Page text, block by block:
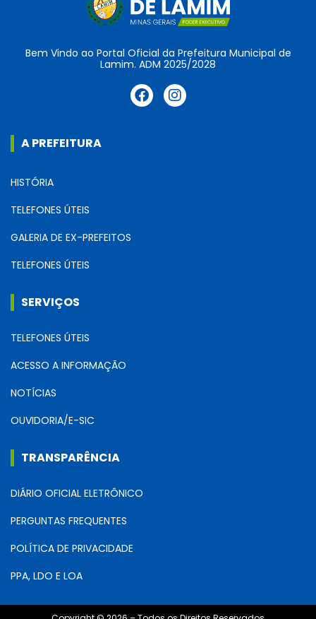
Bem Vindo ao Portal Oficial da Prefeitura Municipal de
Lamim. ADM 2025/2028
A PREFEITURA
HISTÓRIA
TELEFONES ÚTEIS
GALERIA DE EX-PREFEITOS
TELEFONES ÚTEIS
SERVIÇOS
TELEFONES ÚTEIS
ACESSO A INFORMAÇÃO
NOTÍCIAS
OUVIDORIA/E-SIC
TRANSPARÊNCIA
DIÁRIO OFICIAL ELETRÔNICO
PERGUNTAS FREQUENTES
POLÍTICA DE PRIVACIDADE
PPA, LDO E LOA